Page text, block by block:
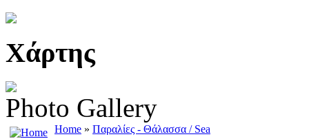
Χάρτης
Photo Gallery
Home » Παραλίες - Θάλασσα / Sea